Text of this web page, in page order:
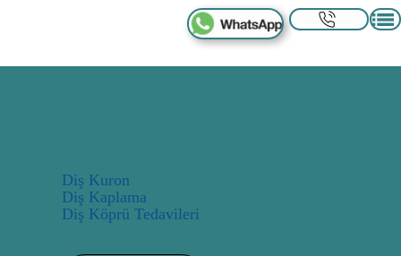
Diş Kuron
Diş Kaplama
Diş Köprü Tedavileri